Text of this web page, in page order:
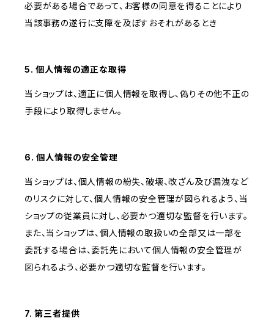
必要がある場合であって、お客様の同意を得ることにより
当該事務の遂行に支障を及ぼすおそれがあるとき
5. 個人情報の適正な取得
当ショップは、適正に個人情報を取得し、偽りその他不正の
手段により取得しません。
6. 個人情報の安全管理
当ショップは、個人情報の紛失、破壊、改ざん及び漏洩など
のリスクに対して、個人情報の安全管理が図られるよう、当
ショップの従業員に対し、必要かつ適切な監督を行います。
また、当ショップは、個人情報の取扱いの全部又は一部を
委託する場合は、委託先において個人情報の安全管理が
図られるよう、必要かつ適切な監督を行います。
7. 第三者提供